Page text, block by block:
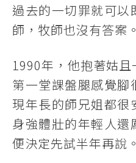
過去的一切罪就可以
師，牧師也沒有答案。
1990年，他抱著姑且
第一堂課盤腿感覺腳
現年長的師兄姐都很
身強體壯的年輕人還
便決定先試半年再說。